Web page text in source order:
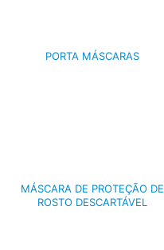
PORTA MÁSCARAS
MÁSCARA DE PROTEÇÃO DE
ROSTO DESCARTÁVEL